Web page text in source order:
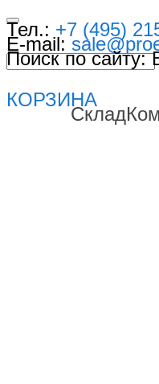
Тел.: +7 (495)
E-mail:
Поиск по сайту:
КОРЗИНА
Склад